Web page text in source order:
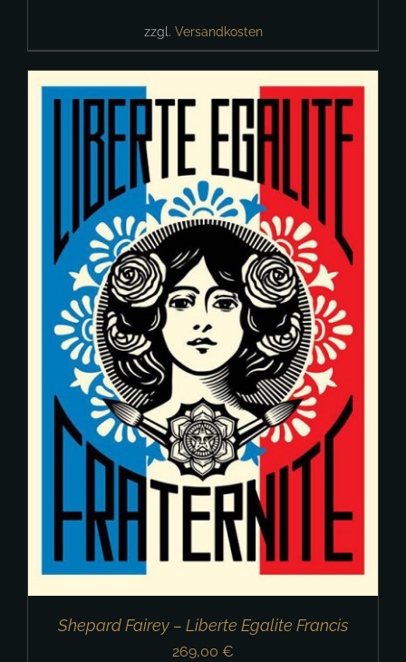
zzgl. Versandkosten
Shepard Fairey – Liberte Egalite Francis
269,00 €